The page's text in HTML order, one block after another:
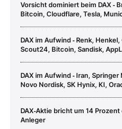
Vorsicht dominiert beim DAX ‑
Bitcoin, Cloudflare, Tesla,
DAX im Aufwind ‑ Renk,
Scout24, Bitcoin, Sandisk,
DAX im Aufwind ‑ Iran,
Novo Nordisk, SK Hynix, KI,
DAX‑Aktie bricht um 14
Anleger